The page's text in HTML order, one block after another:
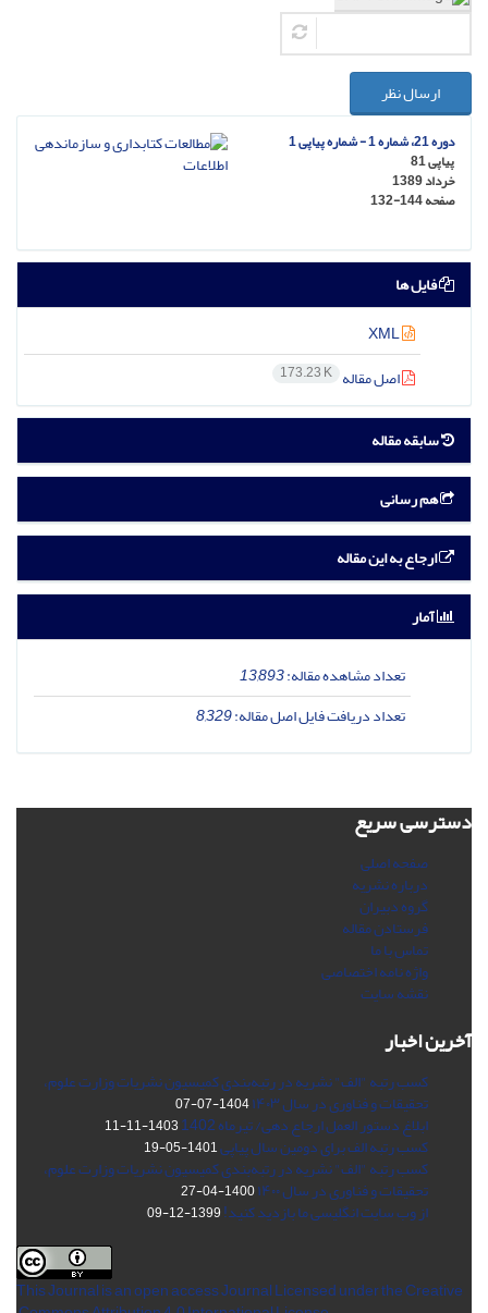
ارسال نظر
دوره 21، شماره 1 - شماره پیاپی 1
پیاپی 81
خرداد 1389
صفحه132-144
فایل ها
اصل مقاله 173.23 K
سابقه مقاله
هم رسانی
ارجاع به این مقاله
آمار
تعداد مشاهده مقاله:13,893
تعداد دریافت فایل اصل مقاله:8,329
دسترسی سریع
صفحه اصلی
درباره نشریه
گروه دبیران
فرستادن مقاله
تماس با ما
واژه نامه اختصاصی
نقشه سایت
آخرین اخبار
کسب رتبه "الف" نشریه در رتبه‌بندی کمیسیون نشریات وزارت علوم،
تحقیقات و فناوری در سال ۱۴۰۳ 1404-07-07
ابلاغ دستور العمل ارجاع دهی/ تیرماه 1402 1403-11-11
کسب رتبه الف برای دومین سال پیاپی1401-05-19
کسب رتبه "الف" نشریه در رتبه‌بندی کمیسیون نشریات وزارت علوم،
تحقیقات و فناوری در سال ۱۴۰۰ 1400-04-27
از وب سایت انگلیسی ما بازدید کنید!1399-12-09
This Journal is an open access Journal Licensedunder the Creative